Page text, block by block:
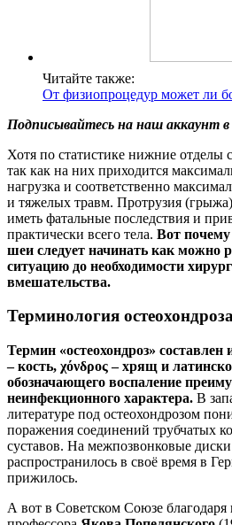
Читайте также:
От физиопроцедур может ли
Подписывайтесь на наш аккаунт
Хотя по статистике нижние отделы
так как на них приходится
нагрузка и соответственно
и тяжелых травм. Протрузия
иметь фатальные последствия и
практически всего тела. Вот почему
шеи следует начинать как можно
ситуацию до необходимости
вмешательства.
Терминология
Термин «остеохондроз» составлен
– кость, χόνδρος – хрящ и
обозначающего воспаление
неинфекционного характера. В
литературе под остеохондрозом
поражения соединений трубчатых
суставов. На межпозвонковые
распространилось в своё время в
прижилось.
А вот в Советском Союзе благодаря